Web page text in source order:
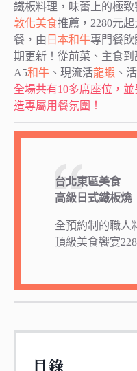
鐵板料理，味蕾上的極
敦化美食推薦，2280元
餐，由 日本和牛專門餐飲
期更新！從前菜、主食
A5和牛 、現流活龍蝦 、
全場共有10多席座位，
造專屬用餐氛圍！
台北東區美食
高級日式鐵板燒
全預約制的職人
頂級美食饗宴
目錄